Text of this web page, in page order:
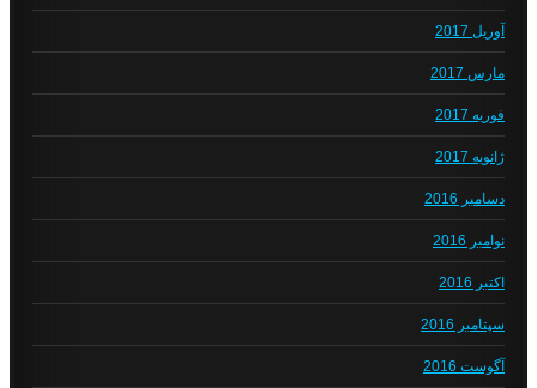
آوریل 2017
مارس 2017
فوریه 2017
ژانویه 2017
دسامبر 2016
نوامبر 2016
اکتبر 2016
سپتامبر 2016
آگوست 2016